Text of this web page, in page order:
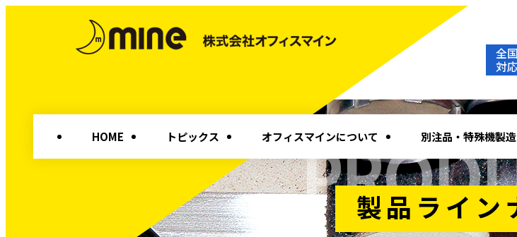
全国
対
HOME トピックス オフィスマインについて 別注品・特殊機製造
製品ライン